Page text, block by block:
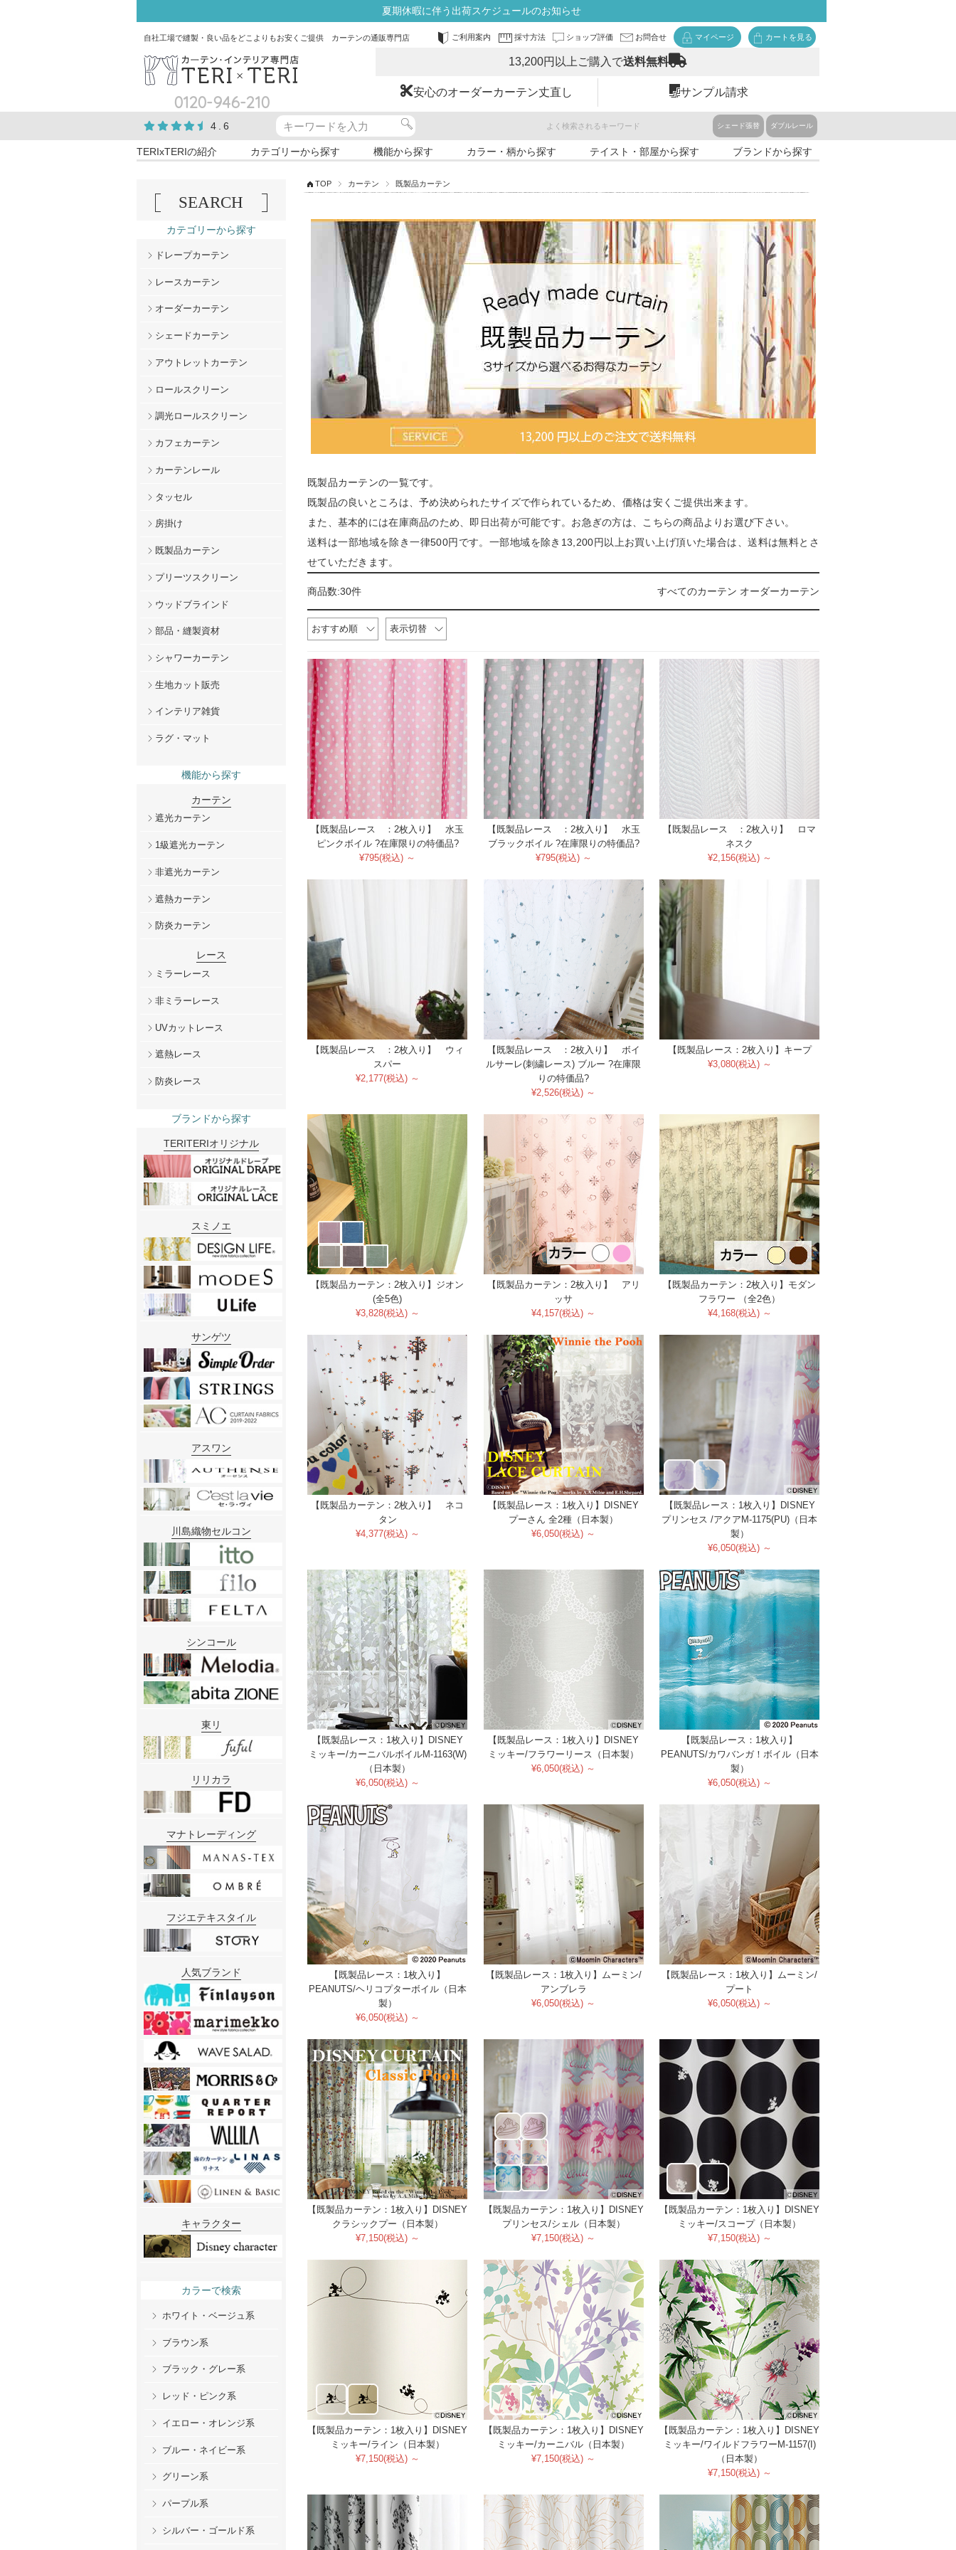
夏期休暇に伴う出荷スケジュールのお知らせ
自社工場で縫製・良い品をどこよりもお安くご提供 カーテンの通販専門店 ご利用案内 採寸方法 ショップ評価 お問合せ マイページ カートを見る
0120-946-210
13,200円以上ご購入で送料無料
安心のオーダーカーテン丈直し サンプル請求
4.6 よく検索されるキーワード シェード張替 ダブルレール
TERIxTERIの紹介 カテゴリーから探す 機能から探す カラー・柄から探す テイスト・部屋から探す ブランドから探す
TOP カーテン 既製品カーテン
既製品カーテンの一覧です。
既製品の良いところは、予め決められたサイズで作られているため、価格は安くご提供出来ます。
また、基本的には在庫商品のため、即日出荷が可能です。お急ぎの方は、こちらの商品よりお選び下さい。
送料は一部地域を除き一律500円です。一部地域を除き13,200円以上お買い上げ頂いた場合は、送料は無料とさ
せていただきます。
商品数:30件 すべてのカーテン オーダーカーテン
おすすめ順 表示切替
【既製品レース ：2枚入り】 水玉
ピンクボイル ?在庫限りの特価品?
¥795(税込) ～
【既製品レース ：2枚入り】 水玉
ブラックボイル ?在庫限りの特価品?
¥795(税込) ～
【既製品レース ：2枚入り】 ロマ
ネスク
¥2,156(税込) ～
【既製品レース ：2枚入り】 ウィ
スパー
¥2,177(税込) ～
【既製品レース ：2枚入り】 ボイ
ルサーレ(刺繍レース) ブルー ?在庫限
りの特価品?
¥2,526(税込) ～
【既製品レース：2枚入り】キープ
¥3,080(税込) ～
【既製品カーテン：2枚入り】ジオン
(全5色)
¥3,828(税込) ～
【既製品カーテン：2枚入り】 アリ
ッサ
¥4,157(税込) ～
【既製品カーテン：2枚入り】モダン
フラワー （全2色）
¥4,168(税込) ～
【既製品カーテン：2枚入り】 ネコ
タン
¥4,377(税込) ～
【既製品レース：1枚入り】DISNEY
プーさん 全2種（日本製）
¥6,050(税込) ～
【既製品レース：1枚入り】DISNEY
プリンセス /アクアM-1175(PU)（日本
製）
¥6,050(税込) ～
【既製品レース：1枚入り】DISNEY
ミッキー/カーニバルボイルM-1163(W)
（日本製）
¥6,050(税込) ～
【既製品レース：1枚入り】DISNEY
ミッキー/フラワーリース（日本製）
¥6,050(税込) ～
【既製品レース：1枚入り】
PEANUTS/カワバンガ！ボイル（日本
製）
¥6,050(税込) ～
【既製品レース：1枚入り】
PEANUTS/ヘリコプターボイル（日本
製）
¥6,050(税込) ～
【既製品レース：1枚入り】ムーミン/
アンブレラ
¥6,050(税込) ～
【既製品レース：1枚入り】ムーミン/
プート
¥6,050(税込) ～
【既製品カーテン：1枚入り】DISNEY
クラシックプー（日本製）
¥7,150(税込) ～
【既製品カーテン：1枚入り】DISNEY
プリンセス/シェル（日本製）
¥7,150(税込) ～
【既製品カーテン：1枚入り】DISNEY
ミッキー/スコープ（日本製）
¥7,150(税込) ～
【既製品カーテン：1枚入り】DISNEY
ミッキー/ライン（日本製）
¥7,150(税込) ～
【既製品カーテン：1枚入り】DISNEY
ミッキー/カーニバル（日本製）
¥7,150(税込) ～
【既製品カーテン：1枚入り】DISNEY
ミッキー/ワイルドフラワーM-1157(I)
（日本製）
¥7,150(税込) ～
SEARCH
カテゴリーから探す
ドレープカーテン
レースカーテン
オーダーカーテン
シェードカーテン
アウトレットカーテン
ロールスクリーン
調光ロールスクリーン
カフェカーテン
カーテンレール
タッセル
房掛け
既製品カーテン
プリーツスクリーン
ウッドブラインド
部品・縫製資材
シャワーカーテン
生地カット販売
インテリア雑貨
ラグ・マット
機能から探す
カーテン
遮光カーテン
1級遮光カーテン
非遮光カーテン
遮熱カーテン
防炎カーテン
レース
ミラーレース
非ミラーレース
UVカットレース
遮熱レース
防炎レース
ブランドから探す
TERITERIオリジナル
スミノエ
サンゲツ
アスワン
川島織物セルコン
シンコール
東リ
リリカラ
マナトレーディング
フジエテキスタイル
人気ブランド
キャラクター
カラーで検索
ホワイト・ベージュ系
ブラウン系
ブラック・グレー系
レッド・ピンク系
イエロー・オレンジ系
ブルー・ネイビー系
グリーン系
パープル系
シルバー・ゴールド系